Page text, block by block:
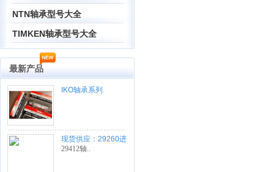
NTN轴承型号大全
TIMKEN轴承型号大全
最新产品
IKO轴承系列
现货供应：29260进
口轴承
29412轴..